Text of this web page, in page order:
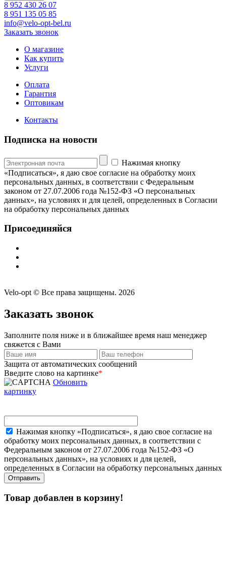
8 952 430 26 07
8 951 135 05 85
info@velo-opt-bel.ru
Заказать звонок
О магазине
Как купить
Услуги
Оплата
Гарантия
Оптовикам
Контакты
Подписка на новости
Нажимая кнопку
«Подписаться», я даю свое согласие на обработку моих
персональных данных, в соответствии с Федеральным
законом от 27.07.2006 года №152-ФЗ «О персональных
данных», на условиях и для целей, определенных в Согласии
на обработку персональных данных
Присоединяйся
Velo-opt © Все права защищены. 2026
Заказать звонок
Заполните поля ниже и в ближайшее время наш менеджер
свяжется с Вами
Защита от автоматических сообщений
Введите слово на картинке*
Обновить
картинку
Нажимая кнопку «Подписаться», я даю свое согласие на
обработку моих персональных данных, в соответствии с
Федеральным законом от 27.07.2006 года №152-ФЗ «О
персональных данных», на условиях и для целей,
определенных в Согласии на обработку персональных данных
Товар добавлен в корзину!